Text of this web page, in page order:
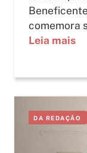
comemora
Leia mais
DA REDAÇÃO